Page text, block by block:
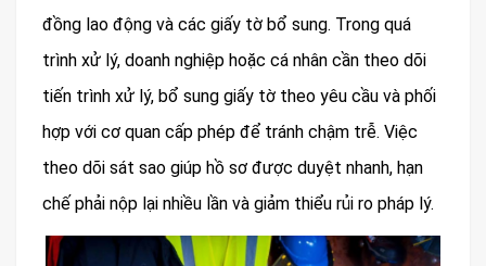
đồng lao động và các giấy tờ bổ sung. Trong quá
trình xử lý, doanh nghiệp hoặc cá nhân cần theo dõi
tiến trình xử lý, bổ sung giấy tờ theo yêu cầu và phối
hợp với cơ quan cấp phép để tránh chậm trễ. Việc
theo dõi sát sao giúp hồ sơ được duyệt nhanh, hạn
chế phải nộp lại nhiều lần và giảm thiểu rủi ro pháp lý.